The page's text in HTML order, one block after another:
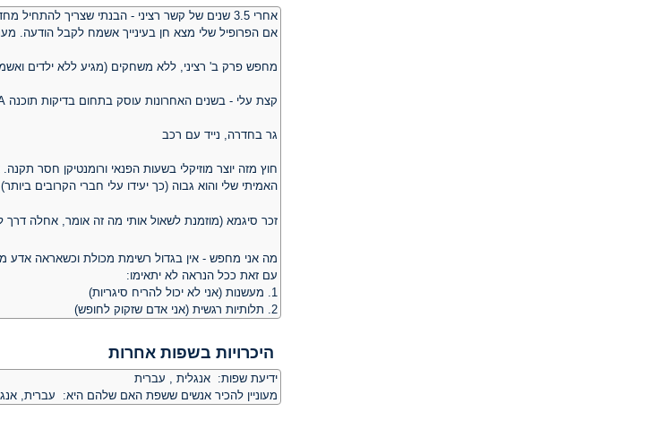
אחרי 3.5 שנים של קשר רציני - הבנתי שצריך להתחיל מחדש. ואם אין אני לי, מי לי ?
אם הפרופיל שלי מצא חן בעינייך אשמח לקבל הודעה.
מחפש פרק ב' רציני, ללא משחקים (מגיע ללא ילדים
קצת עלי - בשנים האחרונות עוסק בתחום בדיקות תוכנה QA, כיום עובד בחברת נס כבודק CRM בארגון רפואי
גר בחדרה, נייד עם רכב
חוץ מזה יוצר מוזיקלי בשעות הפנאי ורומנטיקן חסר
האמיתי שלי והוא גבוה (כך יעידו עלי חברי הקרובים ביותר)
זכר סיגמא (מוזמנת לשאול אותי מה זה אומר, אחלה
מה אני מחפש - אין בגדול רשימת מכולת וכשאראה אדע
עם זאת ככל הנראה לא יתאימו:
1. מעשנות (אני לא יכול להריח סיגריות)
2. תלותיות רגשית (אני אדם שזקוק לחופש)
היכרויות בשפות אחרות
ידיעת שפות: אנגלית , עברית
מעוניין להכיר אנשים ששפת האם שלהם היא: עברית,